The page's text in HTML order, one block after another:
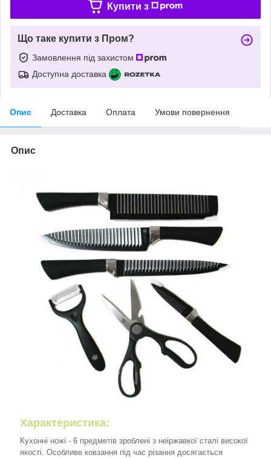
Купити з
Що таке купити з Пром?
Замовлення під захистом
Доступна доставка
Опис Доставка Оплата Умови повернення
Опис
Характеристика:
Кухонні ножі - 6 предметів зроблені з неіржавкої сталі високої
якості. Особливе ковзання під час різання досягається